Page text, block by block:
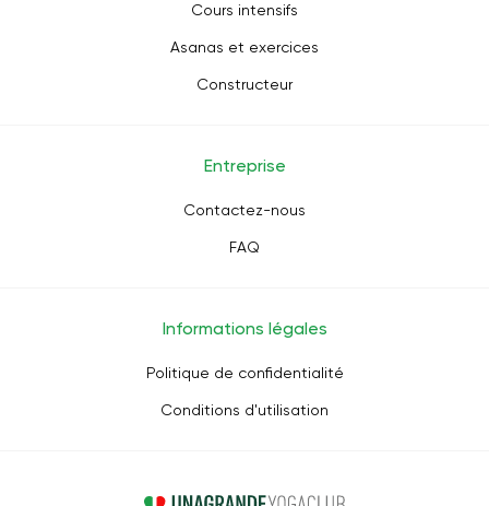
Cours intensifs
Asanas et exercices
Constructeur
Entreprise
Contactez-nous
FAQ
Informations légales
Politique de confidentialité
Conditions d'utilisation